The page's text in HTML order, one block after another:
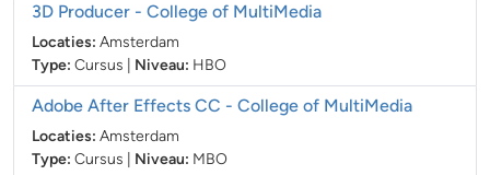
3D Producer - College of MultiMedia
Locaties: Amsterdam
Type: Cursus Niveau: HBO
Adobe After Effects CC - College of MultiMedia
Locaties: Amsterdam
Type: Cursus Niveau: MBO